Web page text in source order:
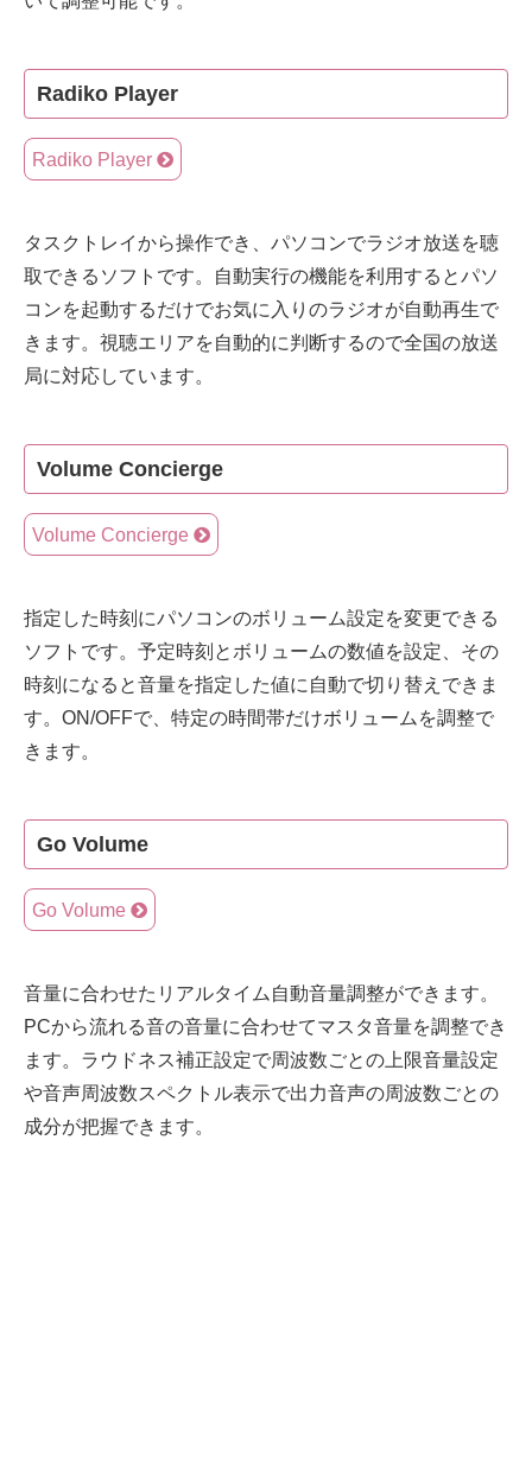
Radiko Player
Radiko Player
タスクトレイから操作でき、パソコンでラジオ放送を聴
取できるソフトです。自動実行の機能を利用するとパソ
コンを起動するだけでお気に入りのラジオが自動再生で
きます。視聴エリアを自動的に判断するので全国の放送
局に対応しています。
Volume Concierge
Volume Concierge
指定した時刻にパソコンのボリューム設定を変更できる
ソフトです。予定時刻とボリュームの数値を設定、その
時刻になると音量を指定した値に自動で切り替えできま
す。ON/OFFで、特定の時間帯だけボリュームを調整で
きます。
Go Volume
Go Volume
音量に合わせたリアルタイム自動音量調整ができます。
PCから流れる音の音量に合わせてマスタ音量を調整でき
ます。ラウドネス補正設定で周波数ごとの上限音量設定
や音声周波数スペクトル表示で出力音声の周波数ごとの
成分が把握できます。